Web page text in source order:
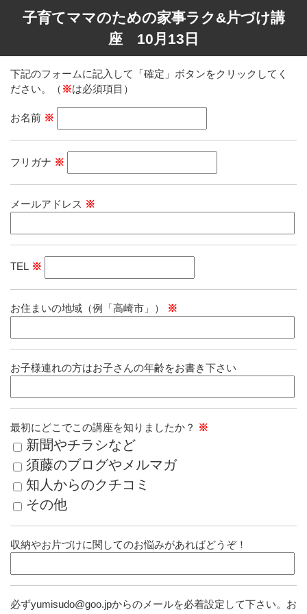
子育てママのための家事ラク&片づけ講
座 10月13日
下記のフォームに記入して「確定」ボタンをクリックしてく
ださい。（ ※は必須項目）
お名前 ※
フリガナ ※
メールアドレス ※
TEL ※
お住まいの地域（例「高崎市」） ※
お子様連れの方はお子さんの年齢をお書き下さい
最初にどこでこの講座を知りましたか？ ※
新聞やチラシなど
須藤のブログやメルマガ
知人からのクチコミ
その他
収納やお片づけに関してのお悩みがあればどうぞ！
必ずyumisudo@goo.jpからのメールを必着設定して下さい。お